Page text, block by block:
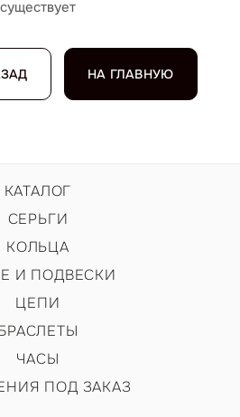
существует
НА ГЛАВНУЮ
КАТАЛОГ
СЕРЬГИ
КОЛЬЦА
И ПОДВЕСКИ
ЦЕПИ
ЧАСЫ
ПОД ЗАКАЗ